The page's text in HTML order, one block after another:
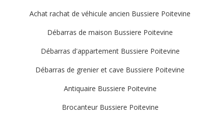
Achat rachat de véhicule ancien Bussiere Poitevine
Débarras de maison Bussiere Poitevine
Débarras d'appartement Bussiere Poitevine
Débarras de grenier et cave Bussiere Poitevine
Antiquaire Bussiere Poitevine
Brocanteur Bussiere Poitevine